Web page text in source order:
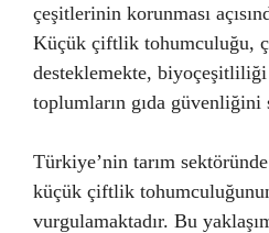
çeşitlerinin korunması
Küçük çiftlik tohumculuğu,
desteklemekte,
toplumların gıda güvenliğini
Türkiye’nin tarım
küçük çiftlik
vurgulamaktadır. Bu